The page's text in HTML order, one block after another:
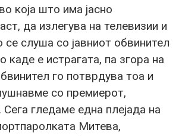
која што има јасно
да излегува на телевизии и
се слуша со јавниот обвинител
каде е истрагата, па згора на
го потврдува тоа и
со премиерот,
Сега гледаме една плејада на
Митева,